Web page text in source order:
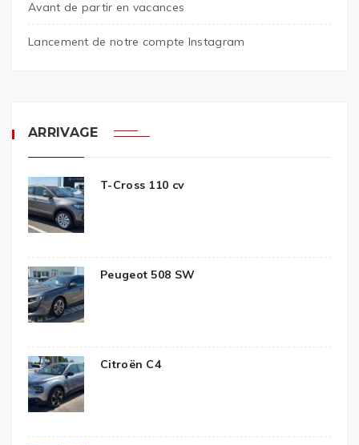
Avant de partir en vacances
Lancement de notre compte Instagram
ARRIVAGE
T-Cross 110 cv
Peugeot 508 SW
Citroën C4